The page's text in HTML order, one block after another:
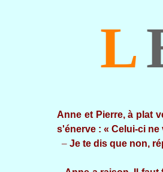
Anne et Pierre, à plat
s'énerve : « Celui-ci
– Je te dis que non,
L